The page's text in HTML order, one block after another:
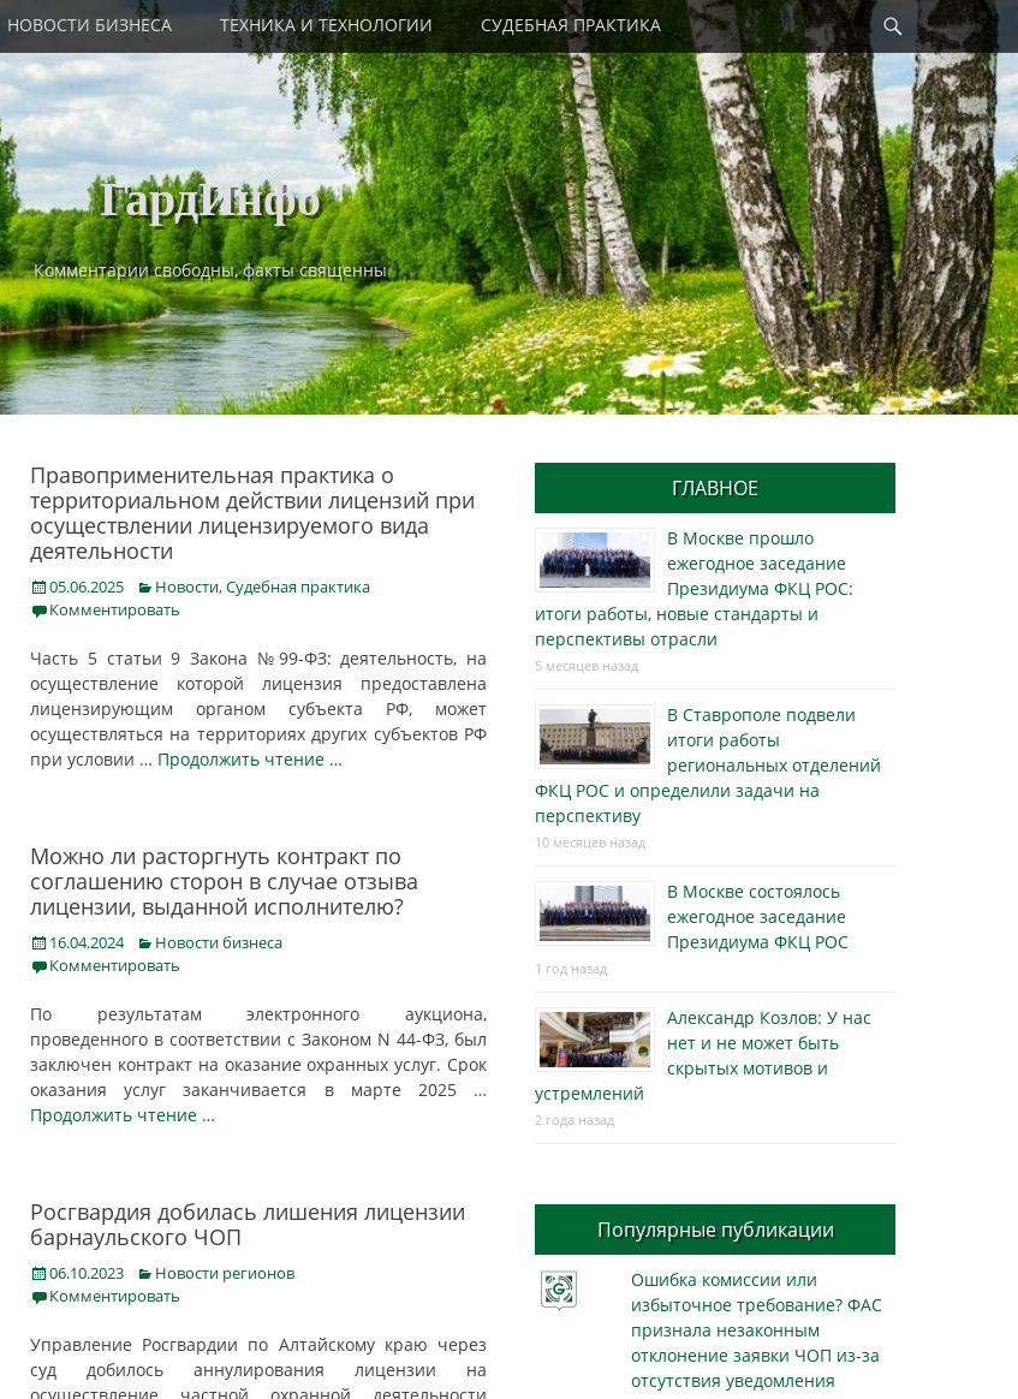
НОВОСТИ БИЗНЕСА ТЕХНИКА И ТЕХНОЛОГИИ СУДЕБНАЯ ПРАКТИКА
Найти
ГардИнфо
Комментарии свободны, факты священны
Правоприменительная практика о
территориальном действии лицензий при
осуществлении лицензируемого вида
деятельности
Posted
on
05.06.2025 Categories
Новости,Судебная практика
Комментировать
Часть 5 статьи 9 Закона №99-ФЗ: деятельность, на
осуществление которой лицензия предоставлена
лицензирующим органом субъекта РФ, может
осуществляться на территориях других субъектов РФ
при условии … Продолжить чтение …
Можно ли расторгнуть контракт по
соглашению сторон в случае отзыва
лицензии, выданной исполнителю?
Posted
on
16.04.2024 Categories
Новости бизнеса
Комментировать
По результатам электронного аукциона,
проведенного в соответствии с Законом N 44-ФЗ, был
заключен контракт на оказание охранных услуг. Срок
оказания услуг заканчивается в марте 2025 …
Продолжить чтение …
Росгвардия добилась лишения лицензии
барнаульского ЧОП
Posted
on
06.10.2023 Categories
Новости регионов
Комментировать
Управление Росгвардии по Алтайскому краю через
суд добилось аннулирования лицензии на
ГЛАВНОЕ
В Москве прошло
ежегодное заседание
Президиума ФКЦ РОС:
итоги работы, новые стандарты и
перспективы отрасли
5 месяцев назад
В Ставрополе подвели
итоги работы
региональных отделений
ФКЦ РОС и определили задачи на
перспективу
10 месяцев назад
В Москве состоялось
ежегодное заседание
Президиума ФКЦ РОС
1 год назад
Александр Козлов: У нас
нет и не может быть
скрытых мотивов и
устремлений
2 года назад
Популярные публикации
Ошибка комиссии или
избыточное требование? ФАС
признала незаконным
отклонение заявки ЧОП из-за
отсутствия уведомления